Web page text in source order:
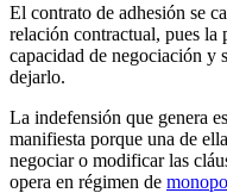
El contrato de adhesión se
relación contractual, pues la
capacidad de negociación y
dejarlo.
La indefensión que genera
manifiesta porque una de
negociar o modificar las
opera en régimen de